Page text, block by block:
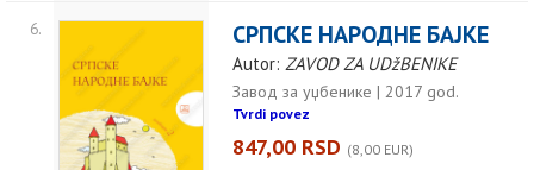
6. СРПСКЕ НАРОДНЕ БАЈКЕ
Autor: ZAVOD ZA UDžBENIKE
Завод за уџбенике | 2017 god.
Tvrdi povez
847,00 RSD (8,00 EUR)